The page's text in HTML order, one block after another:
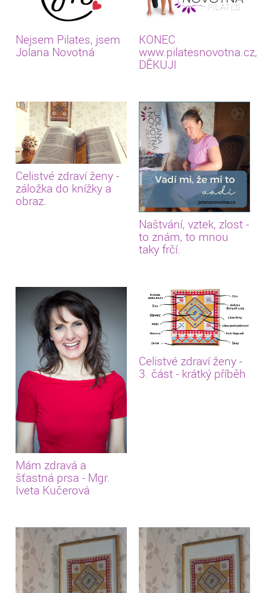
Nejsem Pilates, jsem
Jolana Novotná
KONEC
www.pilatesnovotna.cz,
DĚKUJI
Celistvé zdraví ženy -
záložka do knížky a
obraz.
Naštvání, vztek, zlost -
to znám, to mnou
taky frčí.
Mám zdravá a
šťastná prsa - Mgr.
Iveta Kučerová
Celistvé zdraví ženy -
3. část - krátký příběh